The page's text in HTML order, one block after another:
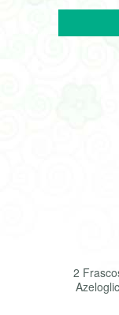
2